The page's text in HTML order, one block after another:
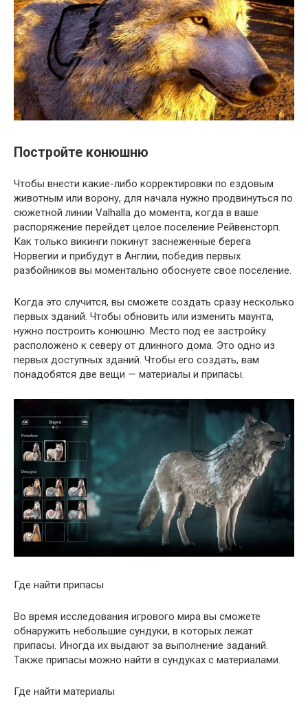
Постройте конюшню
Чтобы внести какие-либо корректировки по ездовым
животным или ворону, для начала нужно продвинуться по
сюжетной линии Valhalla до момента, когда в ваше
распоряжение перейдет целое поселение Рейвенсторп.
Как только викинги покинут заснеженные берега
Норвегии и прибудут в Англии, победив первых
разбойников вы моментально обоснуете свое поселение.
Когда это случится, вы сможете создать сразу несколько
первых зданий. Чтобы обновить или изменить маунта,
нужно построить конюшню. Место под ее застройку
расположено к северу от длинного дома. Это одно из
первых доступных зданий. Чтобы его создать, вам
понадобятся две вещи — материалы и припасы.
Где найти припасы
Во время исследования игрового мира вы сможете
обнаружить небольшие сундуки, в которых лежат
припасы. Иногда их выдают за выполнение заданий.
Также припасы можно найти в сундуках с материалами.
Где найти материалы